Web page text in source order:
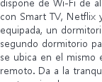
dispone de Wi-Fi de
con Smart TV, Netflix
equipada, un
segundo dormitorio
se ubica en el mismo
remoto. Da a la